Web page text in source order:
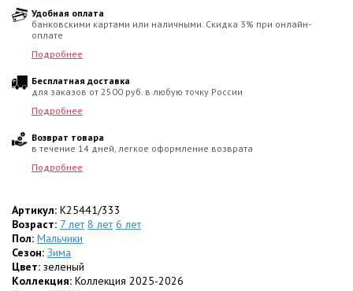
Функциональные особенности:
Защита от ветра:
ветрозащитной планкой.
капюшон, и мех можно отстегнуть.
Регулировка:на спинке по талии расположена кулиска со
стопперами для лучшего прилегания и защиты от поддувания.
мягкого велюра.
Карманы:один нагрудный на молнии и два накладных с
клапанами на кнопках.
*Отделка велюром:мягкий материал на воротнике и внутри
капюшона.
*Безопасность:
прогулок в сумерках.
Удобная оплата
банковскими картами или наличными. Скидка 3% при онлайн-
оплате
Подробнее
Бесплатная доставка
для заказов от 2500 руб. в любую точку России
Подробнее
Возврат товара
в течение 14 дней, легкое оформление возврата
Подробнее
Артикул: K25441/333
Возраст: 7 лет 8 лет 6 лет
Пол: Мальчики
Сезон: Зима
Цвет: зеленый
Коллекция: Коллекция 2025-2026